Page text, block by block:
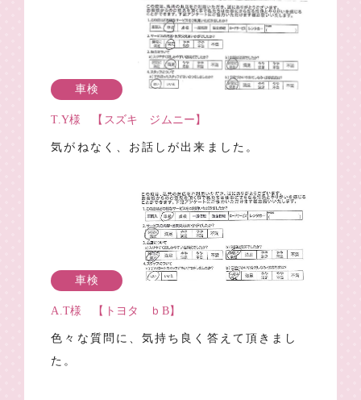
車検
T.Y様 【スズキ ジムニー】
気がねなく、お話しが出来ました。
車検
A.T様 【トヨタ ｂB】
色々な質問に、気持ち良く答えて頂きまし
た。